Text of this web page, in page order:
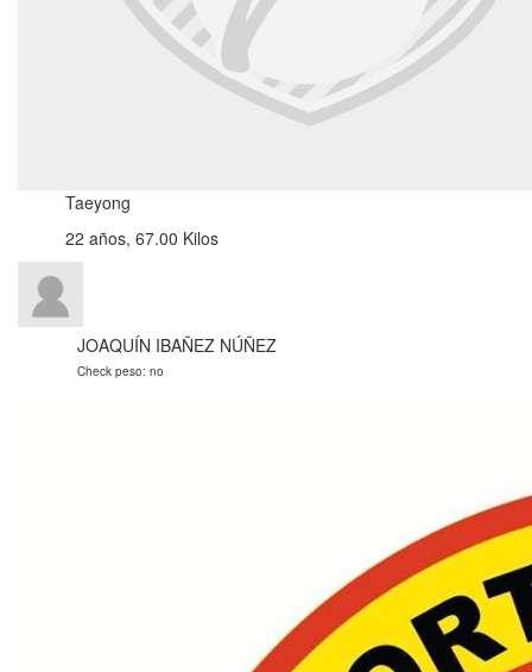
Taeyong
22 años, 67.00 Kilos
JOAQUÍN IBAÑEZ NÚÑEZ
Check peso: no